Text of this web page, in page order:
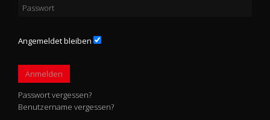
Angemeldet bleiben
Anmelden
Passwort vergessen?
Benutzername vergessen?